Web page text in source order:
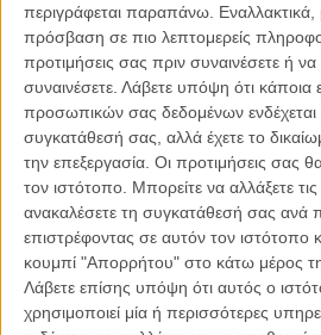
περιγράφεται παραπάνω. Εναλλακτικά,
πρόσβαση σε πιο λεπτομερείς
προτιμήσεις σας πριν συναινέσετε ή να
συναινέσετε. Λάβετε υπόψη ότι κάποια
προσωπικών σας δεδομένων ενδέχεται
συγκατάθεσή σας, αλλά έχετε το
την επεξεργασία. Οι προτιμήσεις σας
τον ιστότοπο. Μπορείτε να αλλάξετε
ανακαλέσετε τη συγκατάθεσή σας ανά
επιστρέφοντας σε αυτόν τον ιστότοπο
κουμπί "Απορρήτου" στο κάτω μέρος
Λάβετε επίσης υπόψη ότι αυτός ο
χρησιμοποιεί μία ή περισσότερες